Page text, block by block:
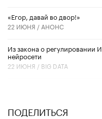
«Егор, давай во двор!»
22 ИЮНЯ / АНОНС
Из закона о регулировании
нейросети
22 ИЮНЯ / BIG DATA
ПОДЕЛИТЬСЯ